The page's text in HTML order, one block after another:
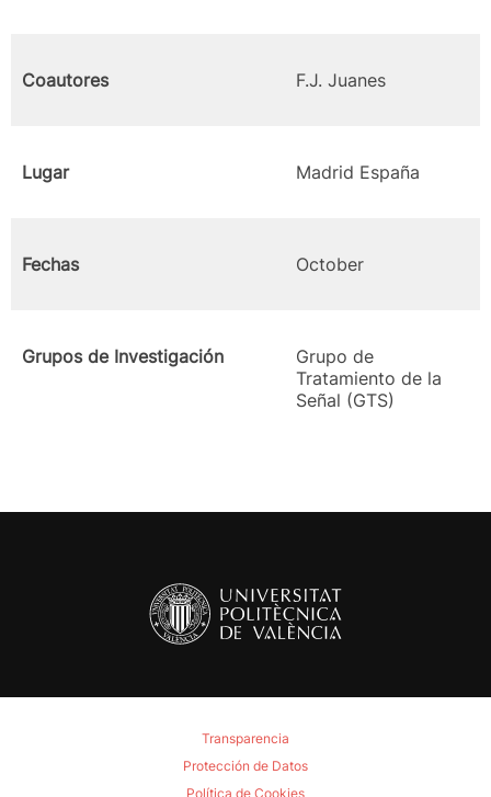
Coautores F.J. Juanes
Lugar Madrid España
Fechas October
Grupos de Investigación
Grupo de
Tratamiento de la
Señal (GTS)
Transparencia
Protección de Datos
Política de Cookies